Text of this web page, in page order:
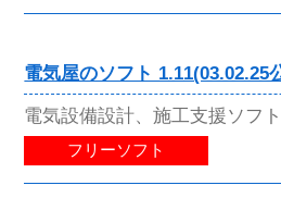
電気屋のソフト 1.11(03.02.25
電気設備設計、施工支援ソフト
フリーソフト